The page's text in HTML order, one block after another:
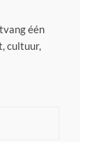
één
cultuur,